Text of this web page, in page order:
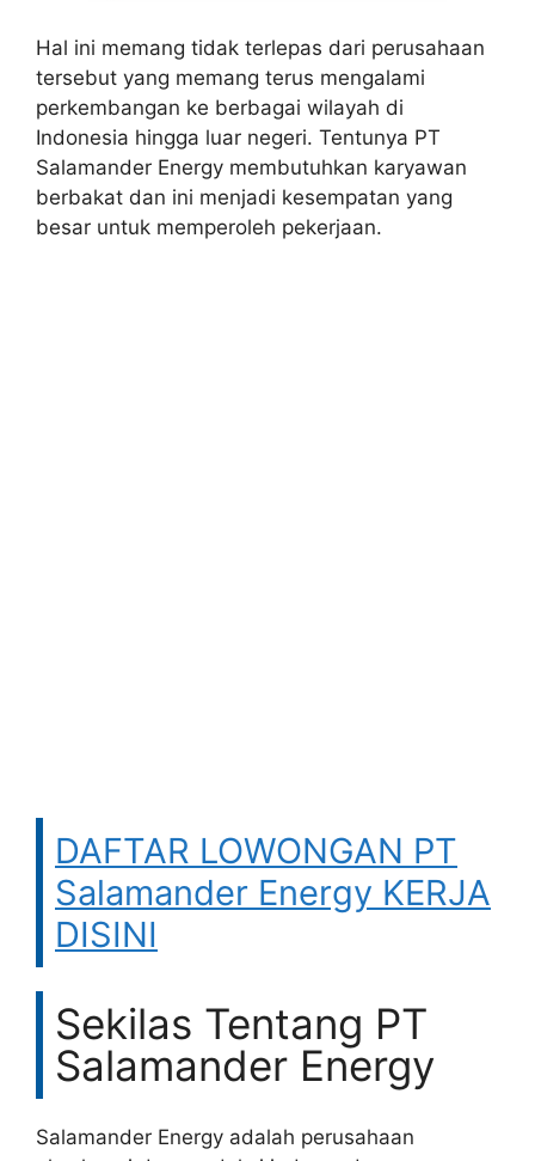
Hal ini memang tidak terlepas dari perusahaan
tersebut yang memang terus mengalami
perkembangan ke berbagai wilayah di
Indonesia hingga luar negeri. Tentunya PT
Salamander Energy membutuhkan karyawan
berbakat dan ini menjadi kesempatan yang
besar untuk memperoleh pekerjaan.
DAFTAR LOWONGAN PT
Salamander Energy KERJA
DISINI
Sekilas Tentang PT
Salamander Energy
Salamander Energy adalah perusahaan